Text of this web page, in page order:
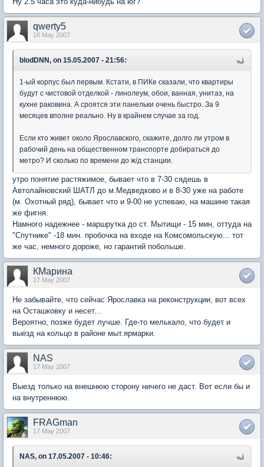
qwerty5
16 May 2007
blodDNN, on 15.05.2007 - 21:56:
1-ый корпус был первым. Кстати, в ПИКе сказали, что квартиры
будут с чистовой отделкой - линолеум, обои, ванная, унитаз, на
кухне раковина. А сроятся эти панельки очень быстро. За 9
месяцев вполне реально. Ну в крайнем случае за год.
Если кто живет около Ярославского, скажите, долго ли утром в
рабочий день на общественном транспорте добираться до
метро? И сколько по времени до ж/д станции.
утро понятие растяжимое, бывает что в 7-30 сядешь в
Автолайновский ШАТЛ до м.Медведково и в 8-30 уже на работе
(м. Охотный ряд), бывает что и 9-00 не успеваю, на машине такая
же фигня.
Намного надежнее - маршрутка до ст. Мытищи - 15 мин, оттуда на
"Спутнике" -18 мин. пробочка на входе на Комсомольскую... тот
же час, немного дороже, но гарантий побольше.
КМарина
17 May 2007
Не забывайте, что сейчас Ярославка на реконструкции, вот всех
на Осташковку и несет...
Вероятно, позже будет лучше. Где-то мелькало, что будет и
выезд на кольцо в районе мыт.ярмарки.
NAS
17 May 2007
Выезд только на внешнюю сторону ничего не даст. Вот если бы и
на внутреннюю.
FRAGman
17 May 2007
NAS, on 17.05.2007 - 10:46: